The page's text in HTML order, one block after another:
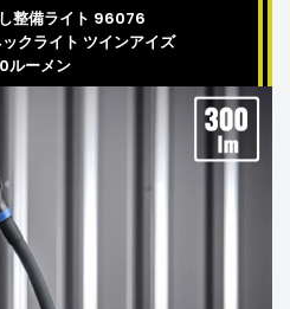
整備ライト 96076
ックライト ツインアイズ
ルーメン